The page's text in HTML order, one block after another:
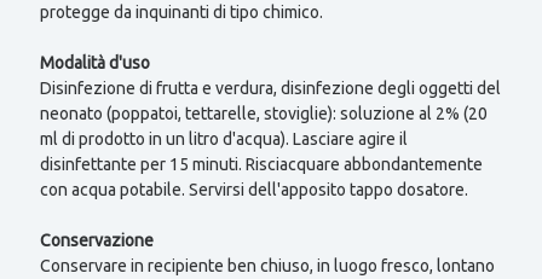
protegge da inquinanti di tipo chimico.
Modalità d'uso
Disinfezione di frutta e verdura, disinfezione degli oggetti del
neonato (poppatoi, tettarelle, stoviglie): soluzione al 2% (20
ml di prodotto in un litro d'acqua). Lasciare agire il
disinfettante per 15 minuti. Risciacquare abbondantemente
con acqua potabile. Servirsi dell'apposito tappo dosatore.
Conservazione
Conservare in recipiente ben chiuso, in luogo fresco, lontano